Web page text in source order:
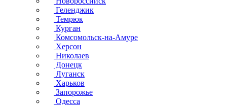
Геленджик
Темрюк
Курган
Комсомольск-на-Амуре
Херсон
Николаев
Донецк
Луганск
Харьков
Запорожье
Одесса